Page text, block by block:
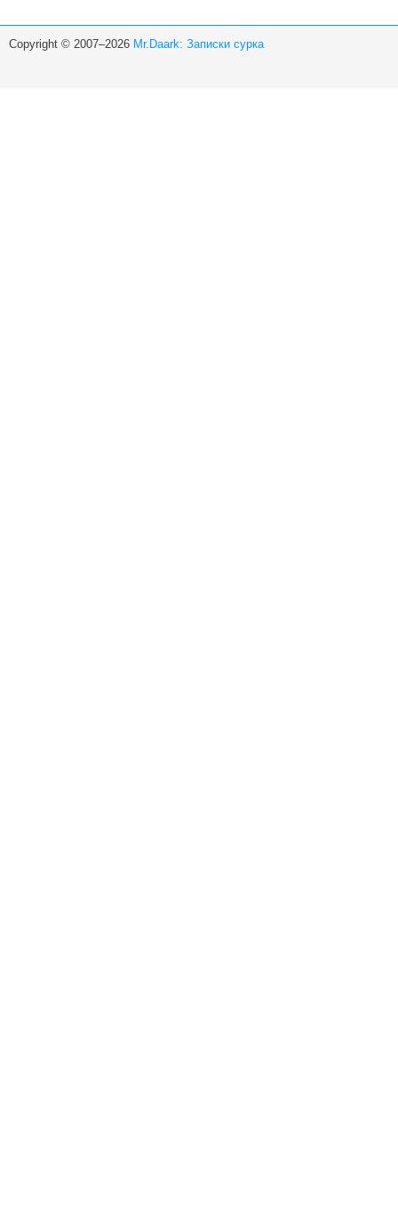
Copyright © 2007–2026 Mr.Daark: Записки сурка